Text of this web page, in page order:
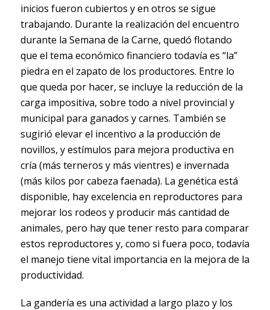
inicios fueron cubiertos y en otros se sigue
trabajando. Durante la realización del encuentro
durante la Semana de la Carne, quedó flotando
que el tema económico financiero todavía es “la”
piedra en el zapato de los productores. Entre lo
que queda por hacer, se incluye la reducción de la
carga impositiva, sobre todo a nivel provincial y
municipal para ganados y carnes. También se
sugirió elevar el incentivo a la producción de
novillos, y estímulos para mejora productiva en
cría (más terneros y más vientres) e invernada
(más kilos por cabeza faenada). La genética está
disponible, hay excelencia en reproductores para
mejorar los rodeos y producir más cantidad de
animales, pero hay que tener resto para comparar
estos reproductores y, como si fuera poco, todavía
el manejo tiene vital importancia en la mejora de la
productividad.
La gandería es una actividad a largo plazo y los